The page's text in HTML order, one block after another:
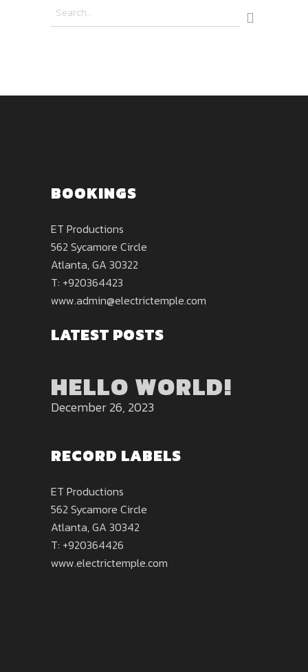
BOOKINGS
ET Productions
562 Sycamore Circle
Atlanta, GA 30322
T: +920364423
www.admin@electrictemple.com
LATEST POSTS
HELLO WORLD!
December 26, 2023
RECORD LABELS
ET Productions
562 Sycamore Circle
Atlanta, GA 30342
T: +920364426
www.electrictemple.com